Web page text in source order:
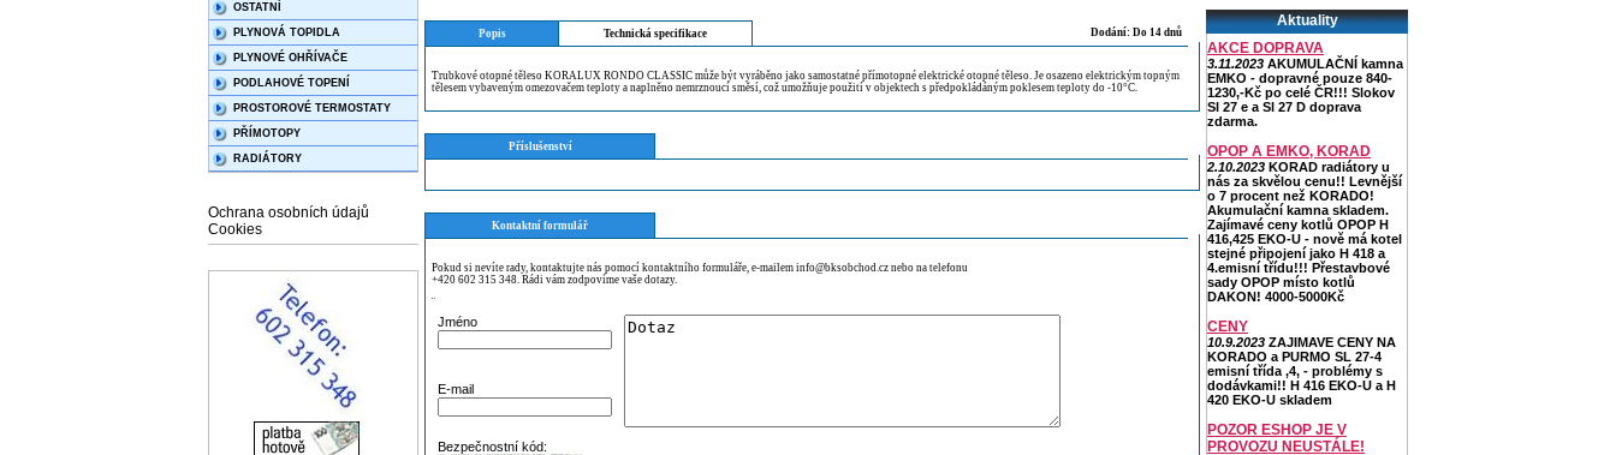
OSTATNÍ
PLYNOVÁ TOPIDLA
PLYNOVÉ OHŘÍVAČE
PODLAHOVÉ TOPENÍ
PROSTOROVÉ TERMOSTATY
PŘÍMOTOPY
RADIÁTORY
Ochrana osobních údajů
Cookies
Popis Technická specifikace Dodání: Do 14 dnů
Trubkové otopné těleso KORALUX RONDO CLASSIC může být vyráběno jako samostatné přímotopné elektrické otopné těleso. Je osazeno elektrickým topným
tělesem vybaveným omezovačem teploty a naplněno nemrznoucí směsí, což umožňuje použití v objektech s předpokládáným poklesem teploty do -10°C.
Příslušenství
Kontaktní formulář
Pokud si nevíte rady, kontaktujte nás pomocí kontaktního formuláře, e-mailem info@bksobchod.cz nebo na telefonu
+420 602 315 348. Rádi vám zodpovíme vaše dotazy.
¨
Jméno
E-mail
Bezpečnostní kód:
Aktuality
AKCE DOPRAVA
3.11.2023 AKUMULAČNÍ kamna
EMKO - dopravné pouze 840-
1230,-Kč po celé ČR!!! Slokov
Sl 27 e a Sl 27 D doprava
zdarma.
OPOP A EMKO, KORAD
2.10.2023 KORAD radiátory u
nás za skvělou cenu!! Levnější
o 7 procent než KORADO!
Akumulační kamna skladem.
Zajímavé ceny kotlů OPOP H
416,425 EKO-U - nově má kotel
stejné připojení jako H 418 a
4.emisní třídu!!! Přestavbové
sady OPOP místo kotlů
DAKON! 4000-5000Kč
CENY
10.9.2023 ZAJIMAVE CENY NA
KORADO a PURMO SL 27-4
emisní třída ,4, - problémy s
dodávkami!! H 416 EKO-U a H
420 EKO-U skladem
POZOR ESHOP JE V
PROVOZU NEUSTÁLE!